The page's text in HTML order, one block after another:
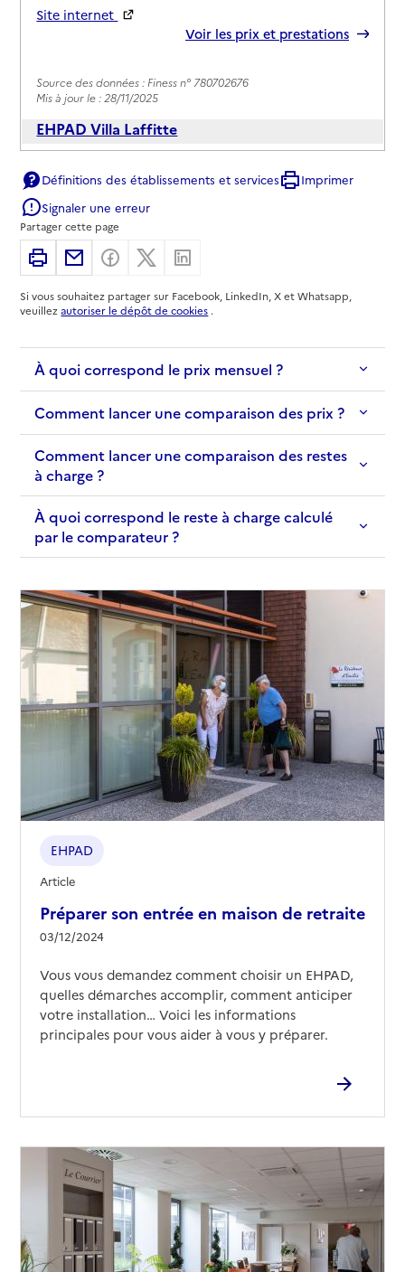
Site internet
Voir les prix et prestations
Source des données : Finess n° 780702676
Mis à jour le : 28/11/2025
EHPAD Villa Laffitte
78500-Sartrouville
01 39 14 45 47
Contact
Rapport HAS
EHPAD Résidence Médicis
Adresse
41 avenue Jean Jaures
78500-Sartrouville
01 39 14 30 20
Contact
Site internet
Rapport HAS
Source des données : Finess n° 780701744
Mis à jour le : 25/05/2026
Définitions des établissements et services
Imprimer
Signaler une erreur
Partager cette page
ImprimerPartager par email
Partager sur Facebook
Partager sur X
Si vous souhaitez partager sur Facebook, LinkedIn, X et Whatsapp,
veuillezautoriser le dépôt de cookies .
À quoi correspond le prix mensuel ?
Comment lancer une comparaison des prix ?
Comment lancer une comparaison des restes
à charge ?
À quoi correspond le reste à charge calculé
par le comparateur ?
Préparer son entrée en maison de retraite
03/12/2024
EHPAD
Article
Vous vous demandez comment choisir un EHPAD,
quelles démarches accomplir, comment anticiper
votre installation… Voici les informations
principales pour vous aider à vous y préparer.